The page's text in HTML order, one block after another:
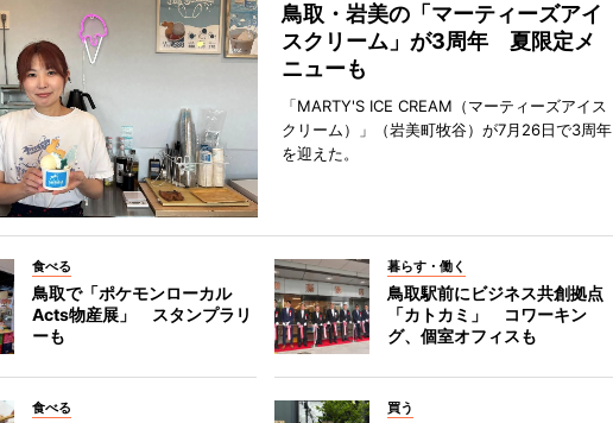
鳥取・岩美の「マーティーズアイ
スクリーム」が3周年 夏限定メ
ニューも
「MARTY'S ICE CREAM（マーティーズアイス
クリーム）」（岩美町牧谷）が7月26日で3周年
を迎えた。
食べる
鳥取で「ポケモンローカル
Acts物産展」 スタンプラリ
ーも
暮らす・働く
鳥取駅前にビジネス共創拠点
「カトカミ」 コワーキン
グ、個室オフィスも
食べる 買う